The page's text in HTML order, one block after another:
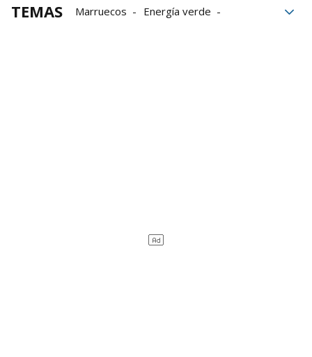
TEMAS Marruecos
Energía verde